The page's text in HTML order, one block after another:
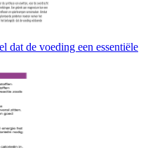
dat de voeding een essentiële